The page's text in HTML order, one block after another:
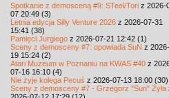
Spotkanie z demosceną #9: STeel/Tori z 2026-
07 20:49 (3)
Letnia edycja Silly Venture 2026 z 2026-07-31
15:41 (38)
Pamięci Jurgiego z 2026-07-21 12:42 (1)
Sceny z demosceny #7: opowiada SuN z
19 15:24 (2)
Atari Muzeum w Poznaniu na KWAS #40 z
07-16 16:10 (4)
Nie żyje kolega Pecuś z 2026-07-13 18:00 (30)
Sceny z demosceny #7 - Grzegorz "Sun" Żyła